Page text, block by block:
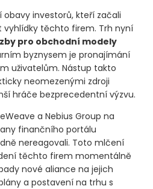
obavy investorů, kteří začali
těchto firem. Trh nyní
pro obchodní modely
byznysem je pronajímání
uživatelům. Nástup takto
neomezenými zdroji
hráče bezprecedentní výzvu.
a Nebius Group na
finančního portálu
nereagovali. Toto mlčení
těchto firem momentálně
nové aliance na jejich
a postavení na trhu s